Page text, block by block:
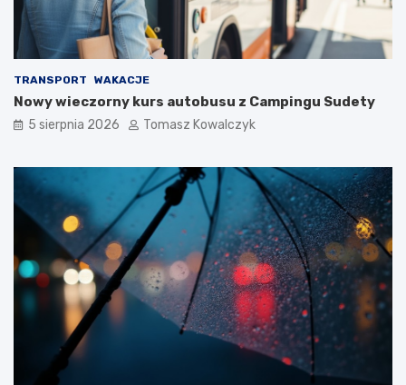
TRANSPORT WAKACJE
Nowy wieczorny kurs autobusu z Campingu Sudety
5 sierpnia 2026 Tomasz Kowalczyk